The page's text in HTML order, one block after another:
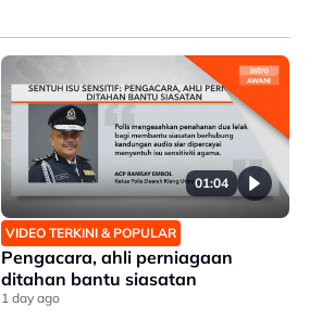
01:04
VIDEO TERKINI & POPULAR
Pengacara, ahli perniagaan
ditahan bantu siasatan
1 day ago